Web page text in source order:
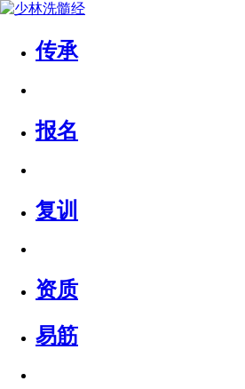
传承
报名
复训
资质
易筋